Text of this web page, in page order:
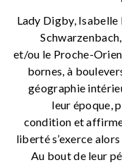
Lady Digby,
et/ou le Proche-
bornes, à
géographie
leur époque,
condition et
liberté s’exerce
Au bout de leur